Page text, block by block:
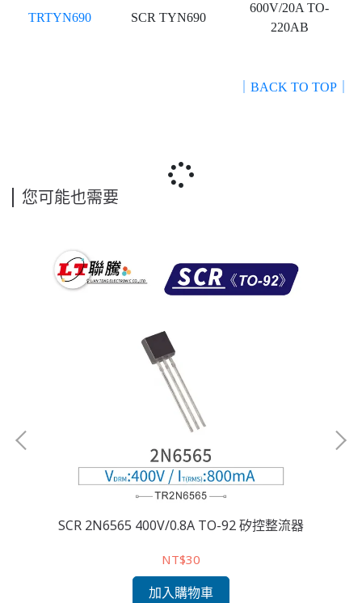
TRTYN690 SCR TYN690
600V/20A TO-
220AB
｜BACK TO TOP｜
您可能也需要
SCR 2N6565 400V/0.8A TO-92 矽控整流器
NT$30
加入購物車